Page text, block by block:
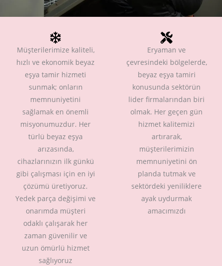
Müşterilerimize kaliteli,
hızlı ve ekonomik beyaz
eşya tamir hizmeti
sunmak; onların
memnuniyetini
sağlamak en önemli
misyonumuzdur. Her
türlü beyaz eşya
arızasında,
cihazlarınızın ilk günkü
gibi çalışması için en iyi
çözümü üretiyoruz.
Yedek parça değişimi ve
onarımda müşteri
odaklı çalışarak her
zaman güvenilir ve
uzun ömürlü hizmet
sağlıyoruz
Eryaman ve
çevresindeki bölgelerde,
beyaz eşya tamiri
konusunda sektörün
lider firmalarından biri
olmak. Her geçen gün
hizmet kalitemizi
artırarak,
müşterilerimizin
memnuniyetini ön
planda tutmak ve
sektördeki yeniliklere
ayak uydurmak
amacımızdı